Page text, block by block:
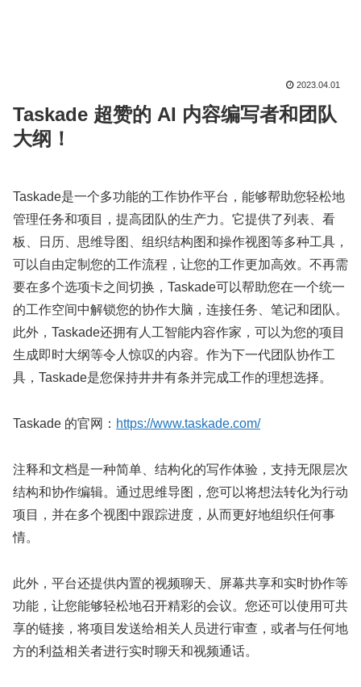
2023.04.01
Taskade 超赞的 AI 内容编写者和团队
大纲！
Taskade是一个多功能的工作协作平台，能够帮助您轻松地
管理任务和项目，提高团队的生产力。它提供了列表、看
板、日历、思维导图、组织结构图和操作视图等多种工具，
可以自由定制您的工作流程，让您的工作更加高效。不再需
要在多个选项卡之间切换，Taskade可以帮助您在一个统一
的工作空间中解锁您的协作大脑，连接任务、笔记和团队。
此外，Taskade还拥有人工智能内容作家，可以为您的项目
生成即时大纲等令人惊叹的内容。作为下一代团队协作工
具，Taskade是您保持井井有条并完成工作的理想选择。
Taskade 的官网： https://www.taskade.com/
注释和文档是一种简单、结构化的写作体验，支持无限层次
结构和协作编辑。通过思维导图，您可以将想法转化为行动
项目，并在多个视图中跟踪进度，从而更好地组织任何事
情。
此外，平台还提供内置的视频聊天、屏幕共享和实时协作等
功能，让您能够轻松地召开精彩的会议。您还可以使用可共
享的链接，将项目发送给相关人员进行审查，或者与任何地
方的利益相关者进行实时聊天和视频通话。